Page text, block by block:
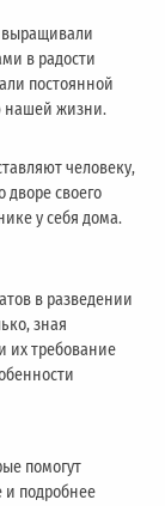
в радости
постоянной
нашей жизни.
человеку,
дворе своего
у себя дома.
в разведении
зная
их требование
помогут
подробнее